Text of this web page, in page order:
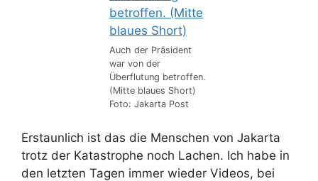
Auch der Präsident
war von der
Überflutung betroffen.
(Mitte blaues Short)
Foto: Jakarta Post
Erstaunlich ist das die Menschen von Jakarta
trotz der Katastrophe noch Lachen. Ich habe in
den letzten Tagen immer wieder Videos, bei